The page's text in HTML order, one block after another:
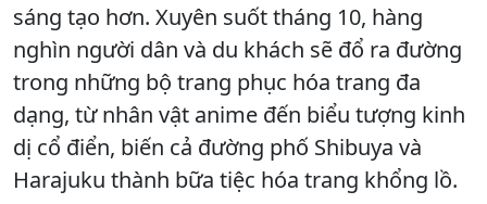
sáng tạo hơn. Xuyên suốt tháng 10, hàng
nghìn người dân và du khách sẽ đổ ra đường
trong những bộ trang phục hóa trang đa
dạng, từ nhân vật anime đến biểu tượng kinh
dị cổ điển, biến cả đường phố Shibuya và
Harajuku thành bữa tiệc hóa trang khổng lồ.